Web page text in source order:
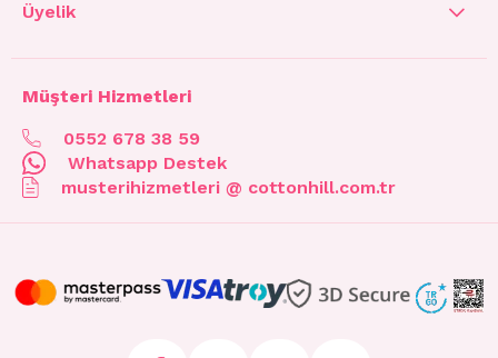
Üyelik
Müşteri Hizmetleri
0552 678 38 59
Whatsapp Destek
musterihizmetleri @ cottonhill.com.tr